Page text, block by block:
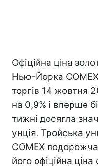
Офіційна ціна
Нью-Йорка
торгів 14 жовтня
на 0,9% і вперше
тижні досягла
унція. Тройська
COMEX
його офіційна